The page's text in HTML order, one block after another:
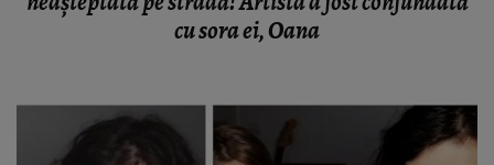
cu sora ei, Oana